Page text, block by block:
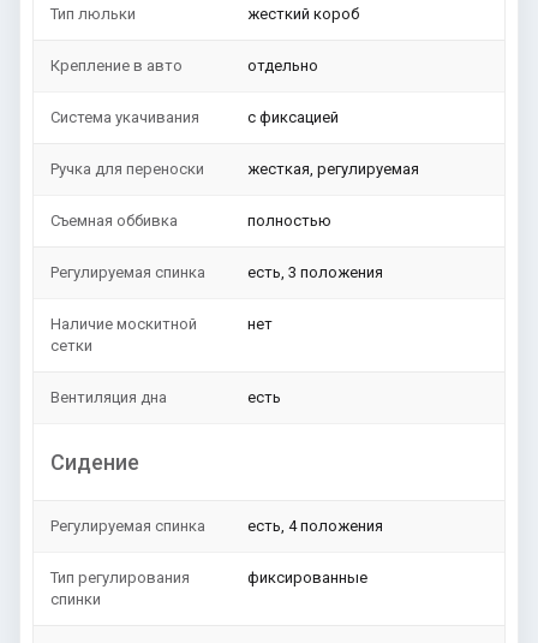
Тип люльки жесткий короб
Крепление в авто отдельно
Система укачивания с фиксацией
Ручка для переноски жесткая, регулируемая
Съемная оббивка полностью
Регулируемая спинка есть, 3 положения
Наличие москитной
сетки
нет
Вентиляция дна есть
Сидение
Регулируемая спинка есть, 4 положения
Тип регулирования
спинки
фиксированные